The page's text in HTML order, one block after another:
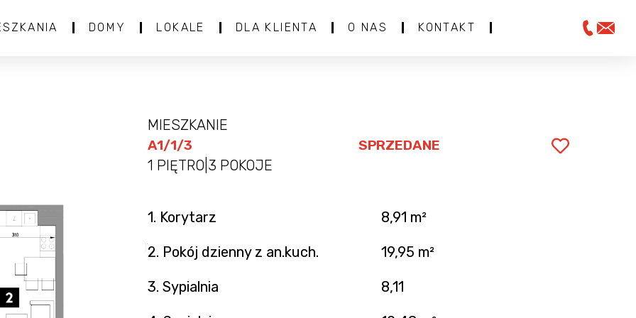
DOMY LOKALE DLA KLIENTA O NAS KONTAKT
MIESZKANIE
A1/1/3
1 PIĘTRO 3 POKOJE
SPRZEDANE
1. Korytarz 8,91 m²
2. Pokój dzienny z an.kuch. 19,95 m²
3. Sypialnia 8,11